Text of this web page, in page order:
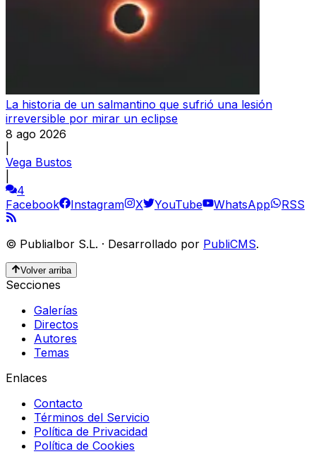
La historia de un salmantino que sufrió una lesión
irreversible por mirar un eclipse
8 ago 2026
Vega Bustos
4
Facebook
Instagram X YouTube WhatsApp RSS
© Publialbor S.L. · Desarrollado por PubliCMS.
Volver arriba
Secciones
Galerías
Directos
Autores
Temas
Enlaces
Contacto
Términos del Servicio
Política de Privacidad
Política de Cookies